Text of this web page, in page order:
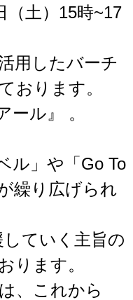
（土）15時~17
用したバーチ
おります。
ール』 。
ル」や「Go To
繰り広げられ
ていく主旨の
ります。
、これから